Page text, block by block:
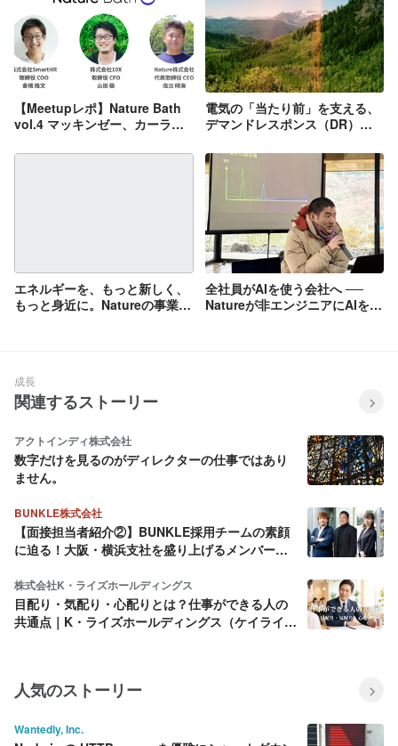
【Meetupレポ】Nature Bath
vol.4 マッキンゼー、カーライ
の彼らが語る「ベンチャーで働
電気の「当たり前」を支える、
デマンドレスポンス（DR）と
エネルギーを、もっと新しく、
もっと身近に。Natureの事業開
全社員がAIを使う会社へ ──
Natureが非エンジニアにAIを広
成長
関連するストーリー
アクトインディ株式会社
数字だけを見るのがディレクターの仕事ではあり
ません。
BUNKLE株式会社
【面接担当者紹介②】BUNKLE採用チームの素顔
に迫る！大阪・横浜支社を盛り上げるメンバーを
株式会社K・ライズホールディングス
目配り・気配り・心配りとは？仕事ができる人の
共通点｜K・ライズホールディングス（ケイライ
人気のストーリー
Wantedly, Inc.